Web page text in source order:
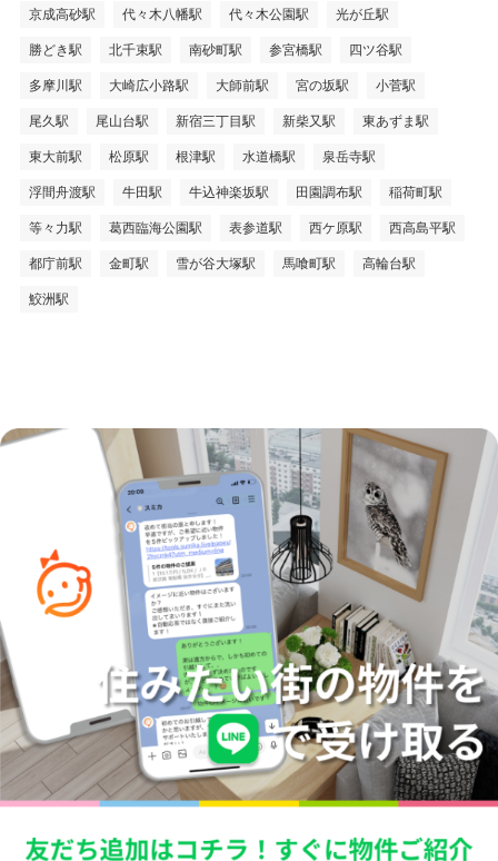
京成高砂駅 代々木八幡駅 代々木公園駅 光が丘駅
勝どき駅 北千束駅 南砂町駅 参宮橋駅 四ツ谷駅
多摩川駅 大崎広小路駅 大師前駅 宮の坂駅 小菅駅
尾久駅 尾山台駅 新宿三丁目駅 新柴又駅 東あずま駅
東大前駅 松原駅 根津駅 水道橋駅 泉岳寺駅
浮間舟渡駅 牛田駅 牛込神楽坂駅 田園調布駅 稲荷町駅
等々力駅 葛西臨海公園駅 表参道駅 西ケ原駅 西高島平駅
都庁前駅 金町駅 雪が谷大塚駅 馬喰町駅 高輪台駅
鮫洲駅